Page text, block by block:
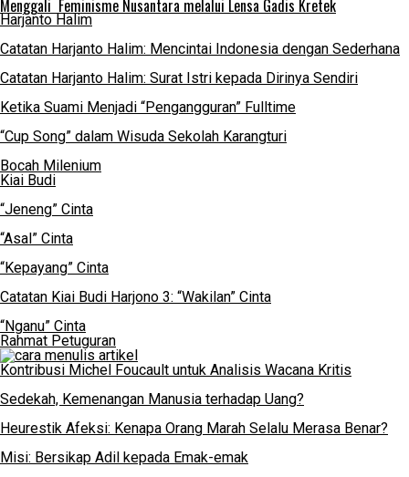
Menggali Feminisme Nusantara melalui Lensa Gadis Kretek
Harjanto Halim
Catatan Harjanto Halim: Mencintai Indonesia dengan Sederhana
Catatan Harjanto Halim: Surat Istri kepada Dirinya Sendiri
Ketika Suami Menjadi “Pengangguran” Fulltime
“Cup Song” dalam Wisuda Sekolah Karangturi
Bocah Milenium
Kiai Budi
“Jeneng” Cinta
“Asal” Cinta
“Kepayang” Cinta
Catatan Kiai Budi Harjono 3: “Wakilan” Cinta
“Nganu” Cinta
Rahmat Petuguran
Kontribusi Michel Foucault untuk Analisis Wacana Kritis
Sedekah, Kemenangan Manusia terhadap Uang?
Heurestik Afeksi: Kenapa Orang Marah Selalu Merasa Benar?
Misi: Bersikap Adil kepada Emak-emak